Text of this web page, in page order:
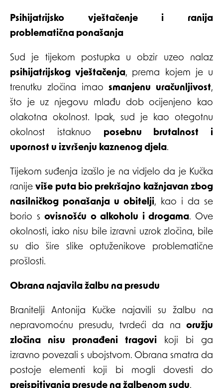
Psihijatrijsko vještačenje i ranija
problematična ponašanja
Sud je tijekom postupka u obzir uzeo nalaz
psihijatrijskog vještačenja, prema kojem je u
trenutku zločina imaosmanjenu uračunljivost,
što je uz njegovu mlađu dob ocijenjeno kao
olakotna okolnost. Ipak, sud je kao otegotnu
okolnost istaknuo posebnu brutalnost i
upornost u izvršenju kaznenog djela.
Tijekom suđenja izašlo je na vidjelo da je Kučka
ranijeviše puta bio prekršajno kažnjavan zbog
nasilničkog ponašanja u obitelji, kao i da se
borio sovisnošću o alkoholu i drogama. Ove
okolnosti, iako nisu bile izravni uzrok zločina, bile
su dio šire slike optuženikove problematične
prošlosti.
Obrana najavila žalbu na presudu
Branitelji Antonija Kučke najavili su žalbu na
nepravomoćnu presudu, tvrdeći da na oružju
zločina nisu pronađeni tragovi koji bi ga
izravno povezali s ubojstvom. Obrana smatra da
postoje elementi koji bi mogli dovesti do
preispitivanja presude na žalbenom sudu.